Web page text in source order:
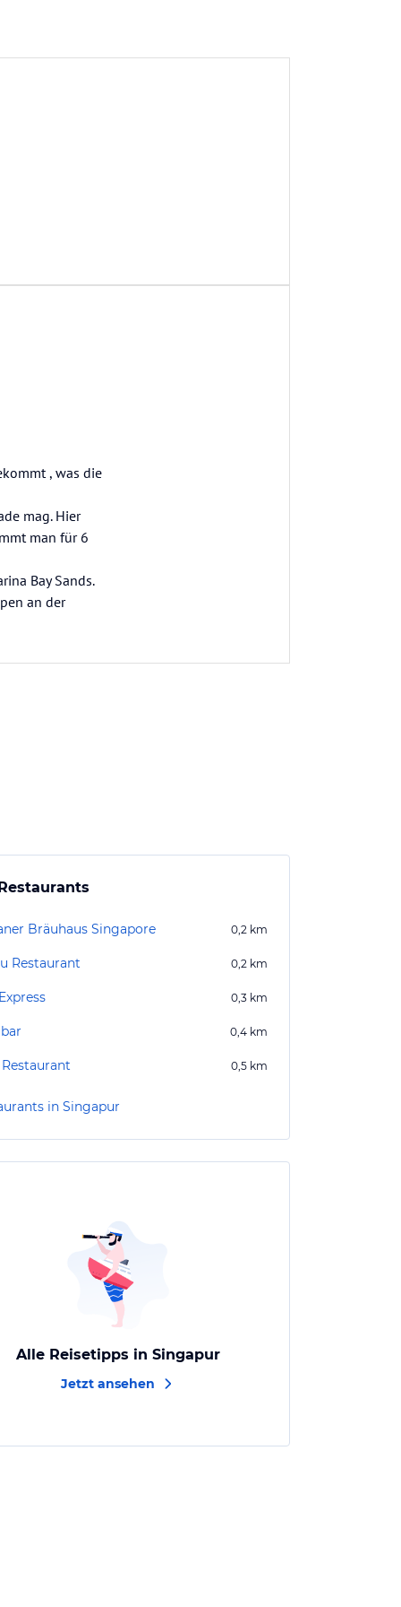
, was die
mag. Hier
man für 6
Bay Sands.
an der
Bräuhaus Singapore 0,2 km
Restaurant 0,2 km
0,3 km
0,4 km
Restaurant 0,5 km
in Singapur
Alle Reisetipps in Singapur
Jetzt ansehen